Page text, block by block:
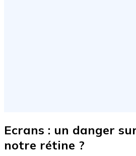
Ecrans : un danger
notre rétine ?